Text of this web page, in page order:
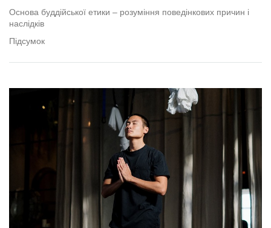
Основа буддійської етики – розуміння поведінкових причин і
наслідків
Підсумок